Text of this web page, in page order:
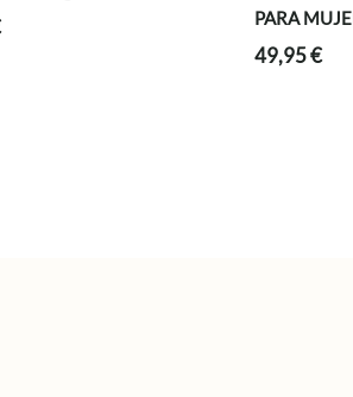
PARA
49,95€